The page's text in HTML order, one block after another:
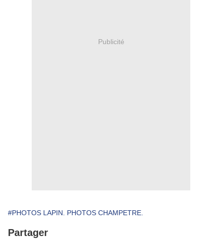
Publicité
#PHOTOS LAPIN. PHOTOS CHAMPETRE.
Partager